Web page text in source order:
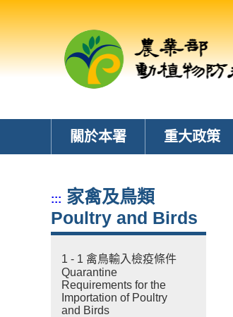
關於本署 重大政策
::: 家禽及鳥類
Poultry and Birds
1 - 1 禽鳥輸入檢疫條件
Quarantine
Requirements for the
Importation of Poultry
and Birds